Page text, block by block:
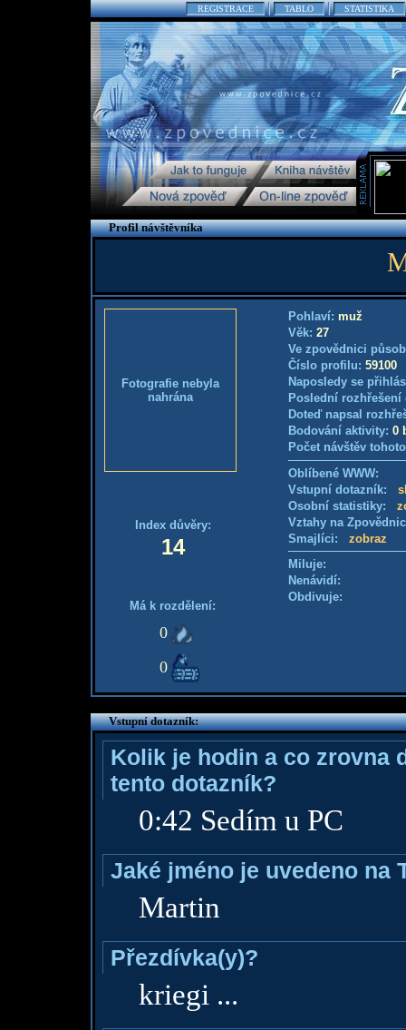
REGISTRACE TABLO STATISTIKA
Profil návštěvníka
Fotografie nebyla
nahrána
Index důvěry:
14
Má k rozdělení:
0
0
Pohlaví: muž
Věk: 27
Ve zpovědnici
Číslo profilu: 59100
Naposledy se
Poslední
Doteď napsal
Bodování aktivity: 0
Počet návštěv
Oblíbené WWW:
Vstupní dotazník:
Osobní statistiky:
Vztahy na
Smajlíci: zobraz
Miluje:
Nenávidí:
Obdivuje:
Vstupní dotazník:
Kolik je hodin a co zrovna
tento dotazník?
0:42 Sedím u PC
Jaké jméno je uvedeno na
Martin
Přezdívka(y)?
kriegi ...